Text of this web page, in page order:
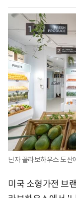
닌자 꼴라보하우스 도산
미국 소형가전 브